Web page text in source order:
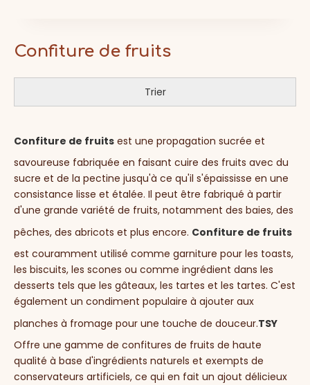
Confiture de fruits
Trier
Confiture de fruits est une propagation sucrée et
savoureuse fabriquée en faisant cuire des fruits avec du
sucre et de la pectine jusqu'à ce qu'il s'épaississe en une
consistance lisse et étalée. Il peut être fabriqué à partir
d'une grande variété de fruits, notamment des baies, des
pêches, des abricots et plus encore. Confiture de fruits
est couramment utilisé comme garniture pour les toasts,
les biscuits, les scones ou comme ingrédient dans les
desserts tels que les gâteaux, les tartes et les tartes. C'est
également un condiment populaire à ajouter aux
planches à fromage pour une touche de douceur.TSY
Offre une gamme de confitures de fruits de haute
qualité à base d'ingrédients naturels et exempts de
conservateurs artificiels, ce qui en fait un ajout délicieux